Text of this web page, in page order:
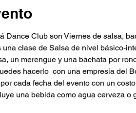
Dance Club son Viernes de salsa,
una clase de Salsa de nivel básico-
un merengue y una bachata por
hacerlo  con una empresía del
cada fecha del evento con un
una bebida como agua cerveza o